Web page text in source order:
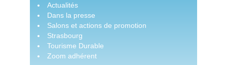
Actualités
Dans la presse
Salons et actions de promotion
Strasbourg
Tourisme Durable
Zoom adhérent